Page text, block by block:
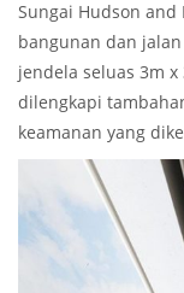
Sungai Hudson and
bangunan dan
jendela seluas 3m
dilengkapi
keamanan yang